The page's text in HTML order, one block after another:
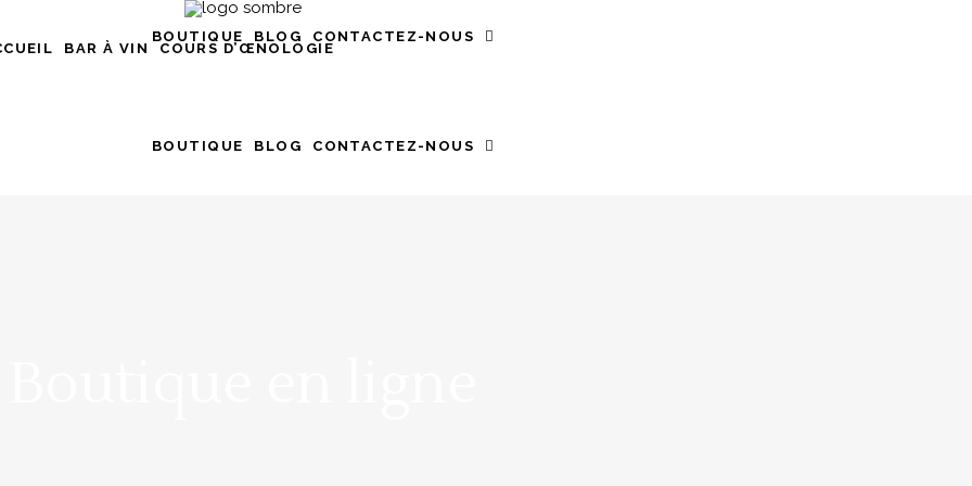
BAR À VIN COURS D’ŒNOLOGIE
BOUTIQUE BLOG CONTACTEZ-NOUS
BOUTIQUE BLOG CONTACTEZ-NOUS